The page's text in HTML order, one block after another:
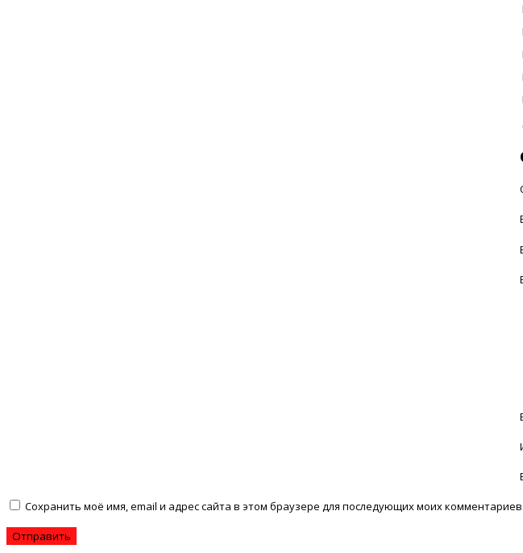
Сохранить моё имя, email и адрес сайта в этом браузере для последующих моих комментариев.